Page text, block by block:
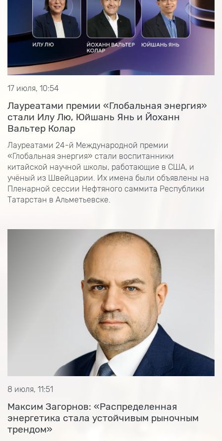
17 июля, 10:54
Лауреатами премии «Глобальная энергия»
стали Илу Лю, Юйшань Янь и Йоханн
Вальтер Колар
Лауреатами 24-й Международной премии
«Глобальная энергия» стали воспитанники
китайской научной школы, работающие в США, и
учёный из Швейцарии. Их имена были объявлены на
Пленарной сессии Нефтяного саммита Республики
Татарстан в Альметьевске.
8 июля, 11:51
Максим Загорнов: «Распределенная
энергетика стала устойчивым рыночным
трендом»